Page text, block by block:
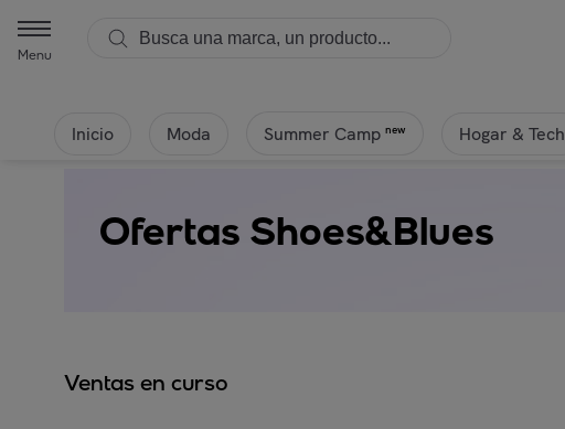
Menu
Inicio Moda Summer Camp new Hogar & Tech
Ofertas Shoes&Blues
Ventas en curso